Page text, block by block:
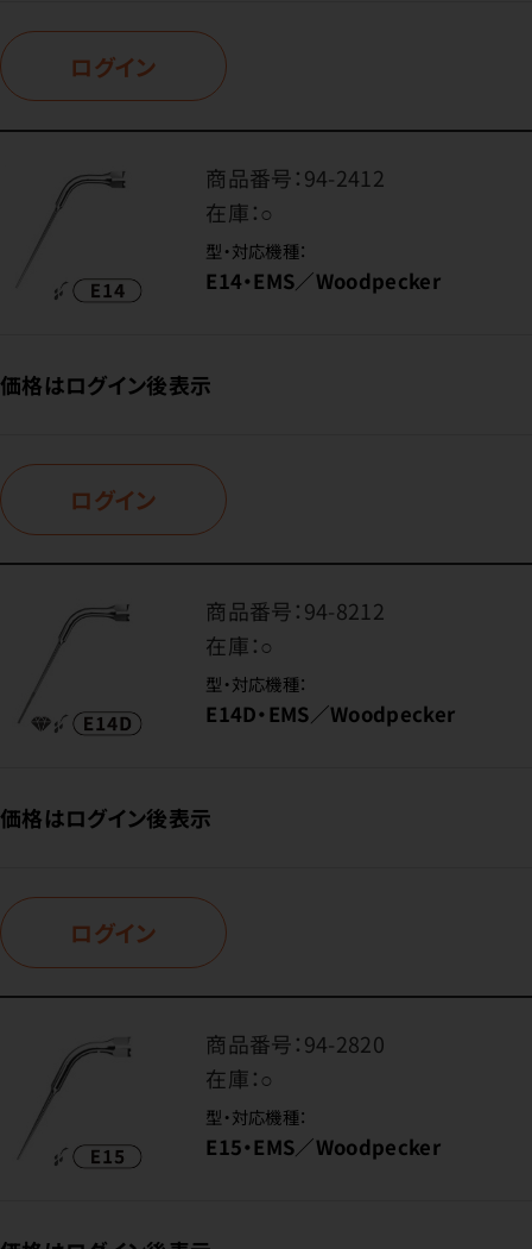
ログイン
商品番号：94-2412
在庫：○
型・対応機種：
E14・EMS／Woodpecker
価格はログイン後表示
ログイン
商品番号：94-8212
在庫：○
型・対応機種：
E14D・EMS／Woodpecker
価格はログイン後表示
ログイン
商品番号：94-2820
在庫：○
型・対応機種：
E15・EMS／Woodpecker